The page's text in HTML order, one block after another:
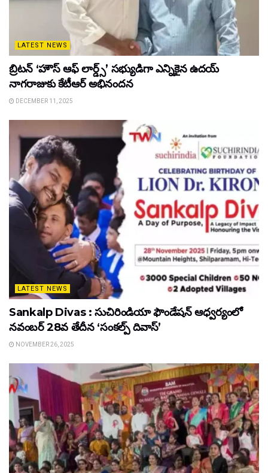
LATEST NEWS
బ్రిటన్ ‘హౌస్ ఆఫ్ లార్డ్స్’ సభ్యుడిగా ఎన్నికైన ఉదయ్
నాగరాజుకు కేటీఆర్ అభినందన
DECEMBER 11, 2025
LATEST NEWS
Sankalp Divas : సుచిరిండియా ఫౌండేషన్ ఆధ్వర్యంలో
నవంబర్ 28వ తేదీన ‘సంకల్ప్ దివాస్’
NOVEMBER 26, 2025